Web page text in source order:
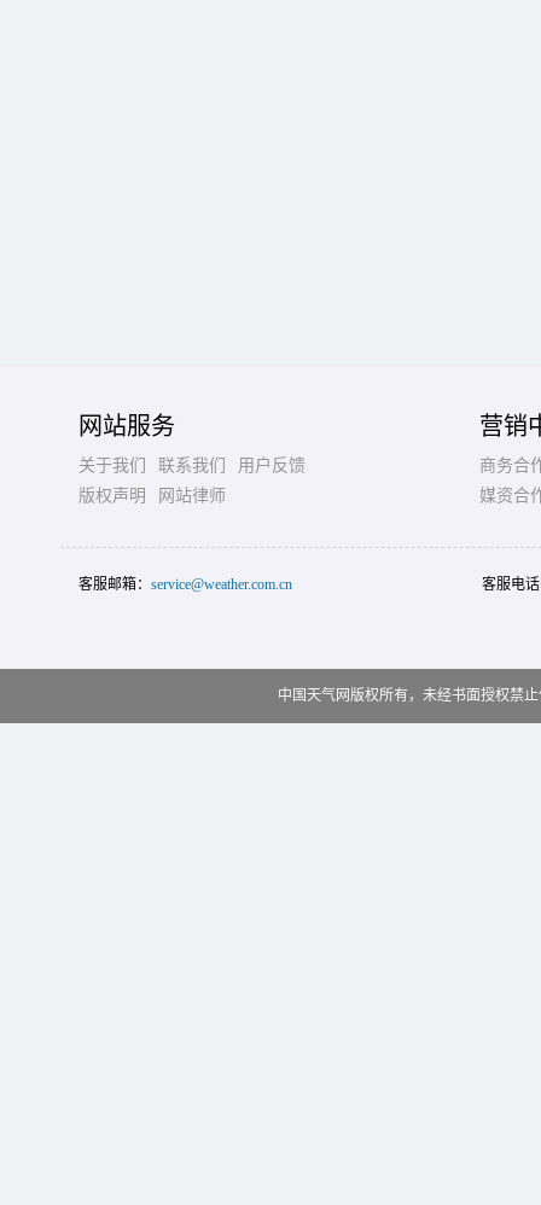
网站服务
关于我们 联系我们
用户反馈
版权声明
网站律师
营销
商务合
媒资合
客服邮箱： service@weather.com.cn 客服电
中国天气网版权所有，未经书面授权